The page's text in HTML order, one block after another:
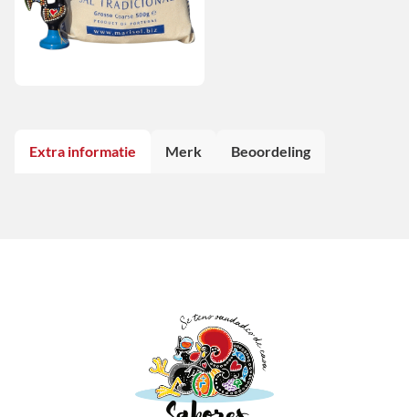
Extra informatie Merk Beoordeling